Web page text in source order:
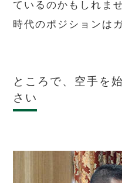
ているのかもしれま
時代のポジションは
ところで、空手を
さい